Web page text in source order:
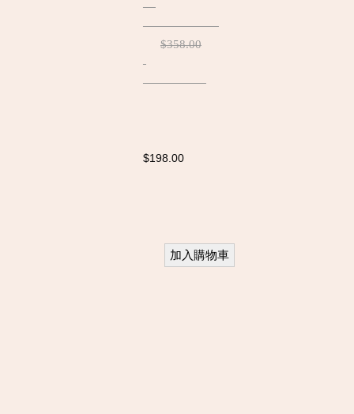
$358.00
$198.00